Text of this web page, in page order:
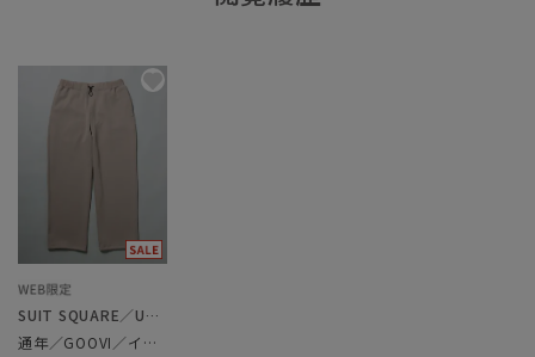
SUIT SQUARE／UNIVERSAL LANGUAGE
通年／GOOVI／イージーパンツ